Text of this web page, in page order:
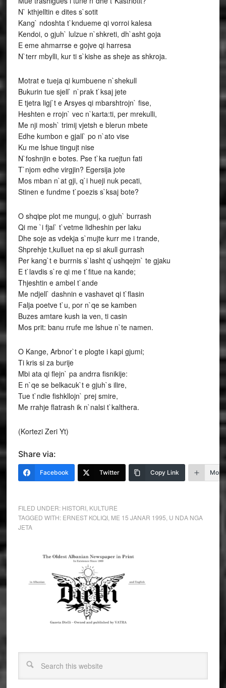
N` kthjelltin e dites s`sotit
Kang` ndoshta t`kndueme qi vorroi kalesa
Kendoi, o gjuh` lulzue n`shkreti, dh`asht goja
E eme ahmarrse e gojve qi harresa
N`terr mbylli, kur ti s`kishe as sheje as shkroja.
Motrat e tueja qi kumbuene n`shekull
Bukurin tue sjell` n`prak t`ksaj jete
E tjetra ligj`t e Arsyes qi mbarshtrojn` fise,
Heshten e rrojn` vec n`karta:ti, per mrekulli,
Me nji mosh` trimij vjetsh e blerun mbete
Edhe kumbon e gjall` po n`ato vise
Ku me lshue tingujt nise
N`foshnjin e botes. Pse t`ka ruejtun fati
T`njom edhe virgjin? Egersija jote
Mos mban n`at gji, q`i hueji nuk pecati,
Stinen e fundme t`poezis s`ksaj bote?
O shqipe plot me munguj, o gjuh` burrash
Qi me `i fjal` t`vetme lidheshin per laku
Dhe soje as vdekja s`mujte kurr me i trande,
Shprehje t,kulluet na ep si akull gurrash
Per kang`t e burrnis s`lasht q`ushqejm` te gjaku
E t`lavdis s`re qi me t`fitue na kande;
Thjeshtin e ambel t`ande
Me ndjell` dashnin e vashavet qi t`flasin
Falja poetve t`u, por n`qe se kamben
Buzes amtare kush ia ven, ti casin
Mos prit: banu rrufe me lshue n`te namen.
O Kange, Arbnor`t e plogte i kapi gjumi;
Ti kris si za burije
Mbi ata qi flejn` pa andrra fisnikije:
E n`qe se belkacuk`t e gjuh`s ilire,
Tue t`ndie fishkllojn` prej smire,
Me rrahje flatrash ik n`nalsi t`kalthera.
(Kortezi Zeri Yt)
Share via:
Facebook Twitter Copy Link More
FILED UNDER: HISTORI, KULTURE
TAGGED WITH: ERNEST KOLIQI, ME 15 JANAR 1995 U NDA NGA
JETA